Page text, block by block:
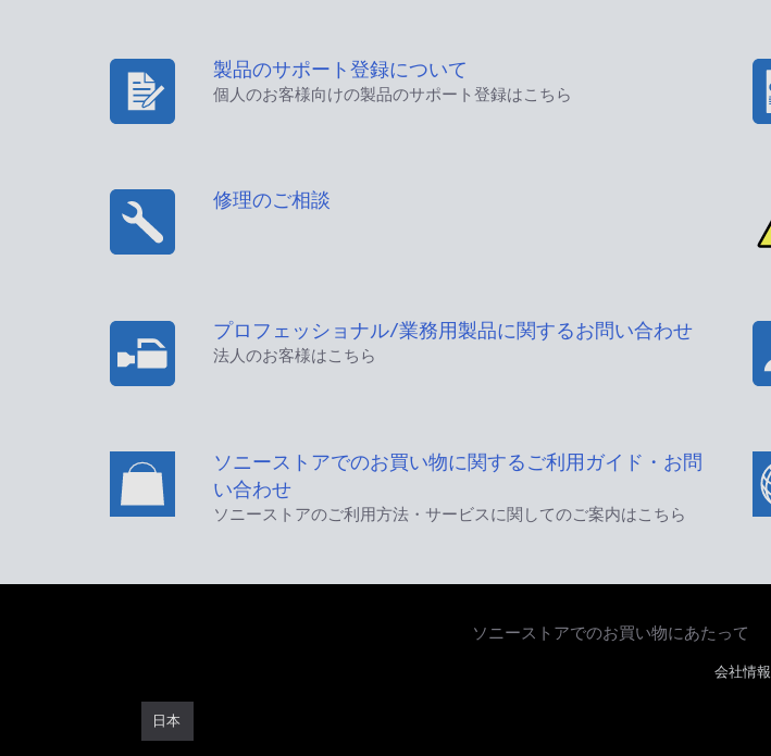
製品のサポート登録について
個人のお客様向けの製品のサポート登録はこちら
修理のご相談
プロフェッショナル/業務用製品に関するお問い合わせ
法人のお客様はこちら
ソニーストアでのお買い物に関するご利用ガイド・お問
い合わせ
ソニーストアのご利用方法・サービスに関してのご案内はこちら
ソニーストアでのお買い物にあたって
日本
会社情報